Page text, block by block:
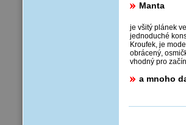
Manta
je všitý plánek
jednoduché
Kroufek, je
obrácený,
vhodný pro
a mnoho